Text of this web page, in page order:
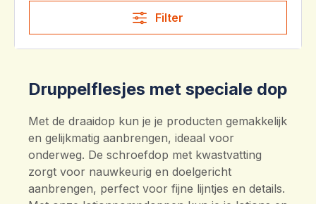
Filter
Druppelflesjes met speciale dop
Met de draaidop kun je je producten gemakkelijk
en gelijkmatig aanbrengen, ideaal voor
onderweg. De schroefdop met kwastvatting
zorgt voor nauwkeurig en doelgericht
aanbrengen, perfect voor fijne lijntjes en details.